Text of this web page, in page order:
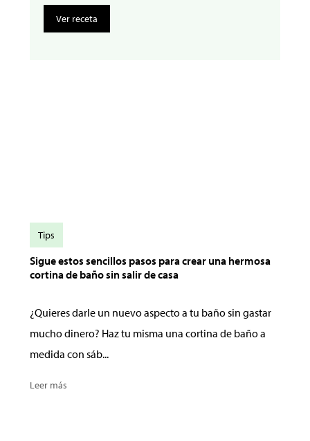
Ver receta
Sigue estos sencillos pasos para crear una hermosa
cortina de baño sin salir de casa
¿Quieres darle un nuevo aspecto a tu baño sin gastar
mucho dinero? Haz tu misma una cortina de baño a
medida con sáb...
Leer más
Tips